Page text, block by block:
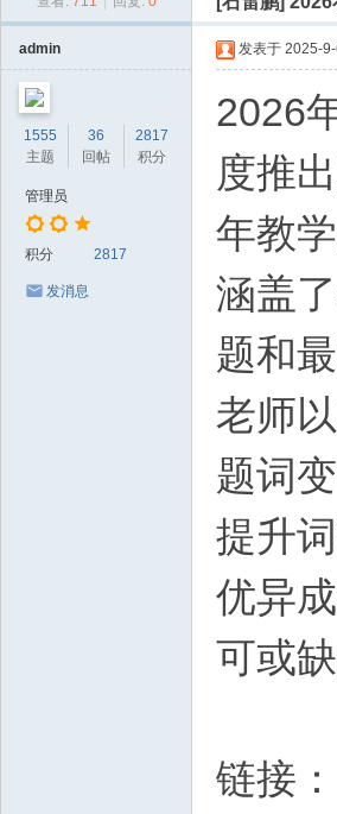
admin
1555
主题
36
回帖
2817
积分
管理员
积分 2817
发消息
发表于 2025-
2026
度推
年教
涵盖
题和
老师
题词
提升
优异
可或
链接：